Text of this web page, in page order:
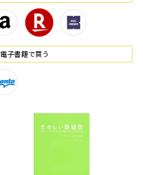
電⼦書籍で買う